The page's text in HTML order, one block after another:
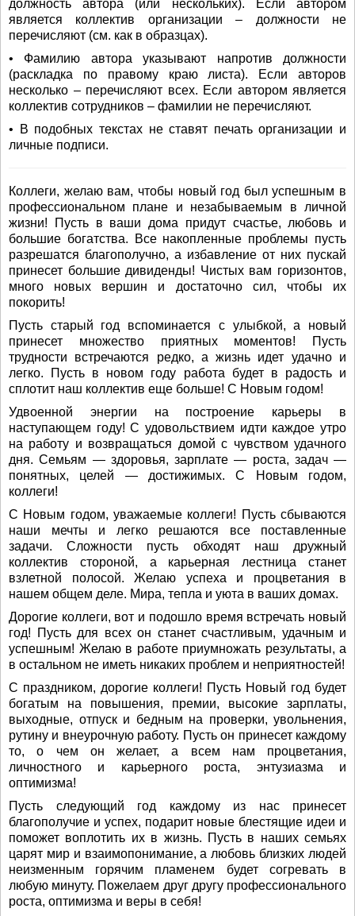
должность автора (или нескольких). Если автором
является коллектив организации – должности не
перечисляют (см. как в образцах).
• Фамилию автора указывают напротив должности
(раскладка по правому краю листа). Если авторов
несколько – перечисляют всех. Если автором является
коллектив сотрудников – фамилии не перечисляют.
• В подобных текстах не ставят печать организации и
личные подписи.
Коллеги, желаю вам, чтобы новый год был успешным в
профессиональном плане и незабываемым в личной
жизни! Пусть в ваши дома придут счастье, любовь и
большие богатства. Все накопленные проблемы пусть
разрешатся благополучно, а избавление от них пускай
принесет большие дивиденды! Чистых вам горизонтов,
много новых вершин и достаточно сил, чтобы их
покорить!
Пусть старый год вспоминается с улыбкой, а новый
принесет множество приятных моментов! Пусть
трудности встречаются редко, а жизнь идет удачно и
легко. Пусть в новом году работа будет в радость и
сплотит наш коллектив еще больше! С Новым годом!
Удвоенной энергии на построение карьеры в
наступающем году! С удовольствием идти каждое утро
на работу и возвращаться домой с чувством удачного
дня. Семьям — здоровья, зарплате — роста, задач —
понятных, целей — достижимых. С Новым годом,
коллеги!
С Новым годом, уважаемые коллеги! Пусть сбываются
наши мечты и легко решаются все поставленные
задачи. Сложности пусть обходят наш дружный
коллектив стороной, а карьерная лестница станет
взлетной полосой. Желаю успеха и процветания в
нашем общем деле. Мира, тепла и уюта в ваших домах.
Дорогие коллеги, вот и подошло время встречать новый
год! Пусть для всех он станет счастливым, удачным и
успешным! Желаю в работе приумножать результаты, а
в остальном не иметь никаких проблем и неприятностей!
С праздником, дорогие коллеги! Пусть Новый год будет
богатым на повышения, премии, высокие зарплаты,
выходные, отпуск и бедным на проверки, увольнения,
рутину и внеурочную работу. Пусть он принесет каждому
то, о чем он желает, а всем нам процветания,
личностного и карьерного роста, энтузиазма и
оптимизма!
Пусть следующий год каждому из нас принесет
благополучие и успех, подарит новые блестящие идеи и
поможет воплотить их в жизнь. Пусть в наших семьях
царят мир и взаимопонимание, а любовь близких людей
неизменным горячим пламенем будет согревать в
любую минуту. Пожелаем друг другу профессионального
роста, оптимизма и веры в себя!